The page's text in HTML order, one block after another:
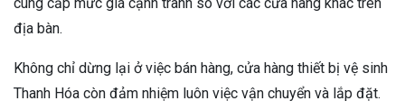
địa bàn.
Không chỉ dừng lại ở việc bán hàng, cửa hàng thiết bị vệ sinh
Thanh Hóa còn đảm nhiệm luôn việc vận chuyển và lắp đặt.